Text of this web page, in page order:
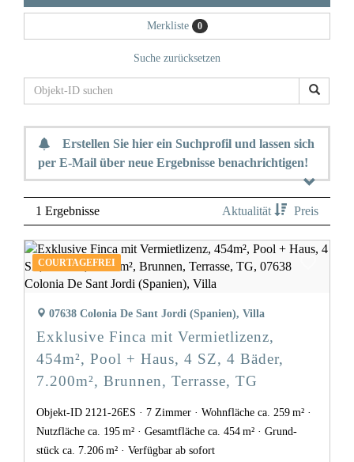
Merkliste 0
Suche zurücksetzen
Erstellen Sie hier ein Suchprofil und lassen sich
per E-Mail über neue Ergebnisse benachrichtigen!
1 Ergebnisse Aktualität Preis
COURTAGEFREI
07638 Colonia De Sant Jordi (Spanien), Villa
Exklusive Finca mit Vermietlizenz,
454m², Pool + Haus, 4 SZ, 4 Bäder,
7.200m², Brunnen, Terrasse, TG
Objekt-ID 2121-26ES 7 Zimmer
Wohnfläche ca. 259 m²
Nutzfläche ca. 195 m²
Gesamtfläche ca. 454 m²
Grund­
stück ca. 7.206 m²
Verfügbar ab sofort